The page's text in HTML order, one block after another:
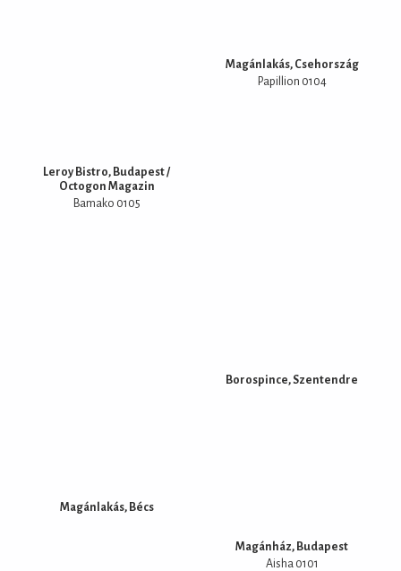
Magánlakás, Csehország
Papillion 0104
Leroy Bistro, Budapest /
Octogon Magazin
Bamako 0105
Borospince, Szentendre
Magánlakás, Bécs
Magánház, Budapest
Aisha 0101